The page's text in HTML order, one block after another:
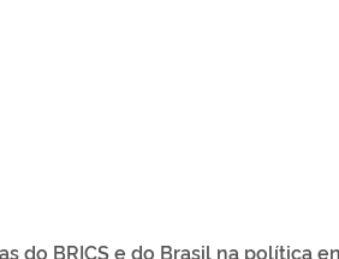
do BRICS e do Brasil na política